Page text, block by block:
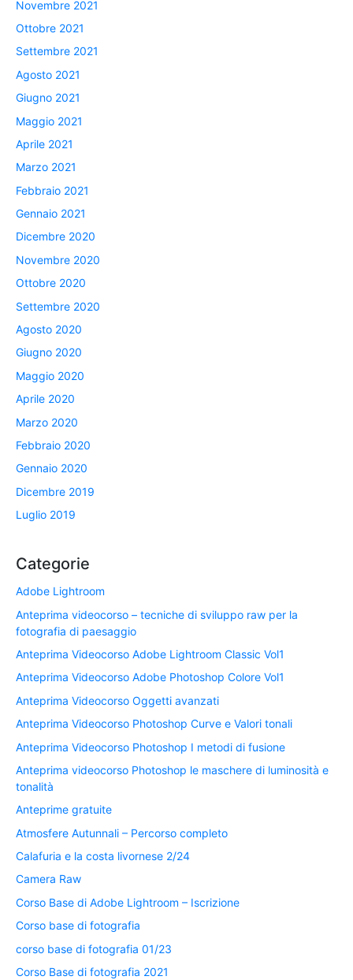
Novembre 2021
Ottobre 2021
Settembre 2021
Agosto 2021
Giugno 2021
Maggio 2021
Aprile 2021
Marzo 2021
Febbraio 2021
Gennaio 2021
Dicembre 2020
Novembre 2020
Ottobre 2020
Settembre 2020
Agosto 2020
Giugno 2020
Maggio 2020
Aprile 2020
Marzo 2020
Febbraio 2020
Gennaio 2020
Dicembre 2019
Luglio 2019
Categorie
Adobe Lightroom
Anteprima videocorso – tecniche di sviluppo raw per la
fotografia di paesaggio
Anteprima Videocorso Adobe Lightroom Classic Vol1
Anteprima Videocorso Adobe Photoshop Colore Vol1
Anteprima Videocorso Oggetti avanzati
Anteprima Videocorso Photoshop Curve e Valori tonali
Anteprima Videocorso Photoshop I metodi di fusione
Anteprima videocorso Photoshop le maschere di luminosità e
tonalità
Anteprime gratuite
Atmosfere Autunnali – Percorso completo
Calafuria e la costa livornese 2/24
Camera Raw
Corso Base di Adobe Lightroom – Iscrizione
Corso base di fotografia
corso base di fotografia 01/23
Corso Base di fotografia 2021